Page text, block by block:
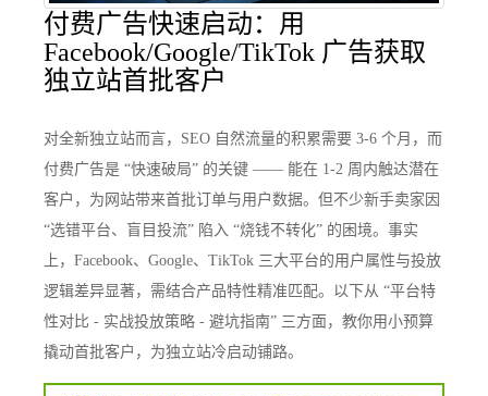
付费广告快速启动：用
Facebook/Google/TikTok 广告获取
独立站首批客户
对全新独立站而言，SEO 自然流量的积累需要 3-6 个月，而
付费广告是 “快速破局” 的关键 —— 能在 1-2 周内触达潜在
客户，为网站带来首批订单与用户数据。但不少新手卖家因
“选错平台、盲目投流” 陷入 “烧钱不转化” 的困境。事实
上，Facebook、Google、TikTok 三大平台的用户属性与投放
逻辑差异显著，需结合产品特性精准匹配。以下从 “平台特
性对比 - 实战投放策略 - 避坑指南” 三方面，教你用小预算
撬动首批客户，为独立站冷启动铺路。